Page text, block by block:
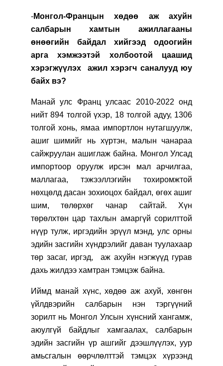
-Монгол-Францын хөдөө аж ахуйн
салбарын хамтын ажиллагааны
өнөөгийн байдал хийгээд одоогийн
арга хэмжээтэй холбоотой цаашид
хэрэгжүүлэх ажил хэрэгч саналууд юу
байх вэ?
Манай улс Франц улсаас 2010-2022 онд
нийт 894 толгой үхэр, 18 толгой адуу, 1306
толгой хонь, ямаа импортлон нутагшуулж,
ашиг шимийг нь хүртэн, малын чанараа
сайжруулан ашиглаж байна. Монгол Улсад
импортоор оруулж ирсэн мал арчилгаа,
маллагаа, тэжээллэгийн тохиромжтой
нөхцөлд дасан зохиоцох байдал, өгөх ашиг
шим, төлөрхөг чанар сайтай. Хүн
төрөлхтөн цар тахлын амаргүй сорилттой
нүүр тулж, иргэдийн эрүүл мэнд, улс орны
эдийн засгийн хүндрэлийг даван туулахаар
төр засаг, иргэд,
аж ахуйн нэгжүүд гурав
дахь жилдээ хамтран тэмцэж байна.
Иймд манай хүнс, хөдөө аж ахуй, хөнгөн
үйлдвэрийн салбарын нэн тэргүүний
зорилт нь Монгол Улсын хүнсний хангамж,
аюулгүй байдлыг хамгаалах, салбарын
эдийн засгийн үр ашгийг дээшлүүлэх, уур
амьсгалын өөрчлөлттэй тэмцэх хүрээнд